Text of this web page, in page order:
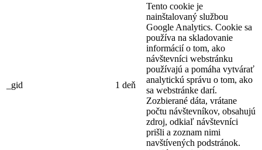
_gid 1 deň
Tento cookie je
nainštalovaný službou
Google Analytics. Cookie sa
používa na skladovanie
informácií o tom, ako
návštevníci webstránku
používajú a pomáha vytvárať
analytickú správu o tom, ako
sa webstránke darí.
Zozbierané dáta, vrátane
počtu návštevníkov, obsahujú
zdroj, odkiaľ návštevníci
prišli a zoznam nimi
navštívených podstránok.